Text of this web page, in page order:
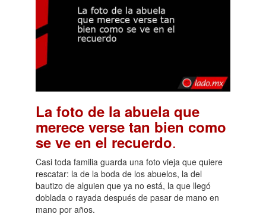
La foto de la abuela que
merece verse tan bien como
se ve en el recuerdo.
Casi toda familia guarda una foto vieja que quiere
rescatar: la de la boda de los abuelos, la del
bautizo de alguien que ya no está, la que llegó
doblada o rayada después de pasar de mano en
mano por años.